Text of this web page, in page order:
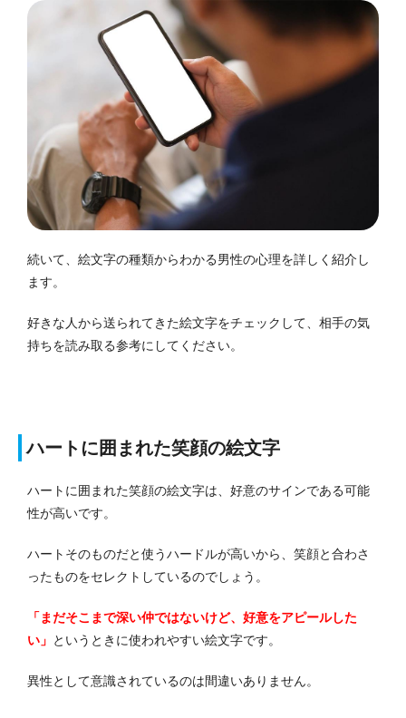
続いて、絵文字の種類からわかる男性の心理を詳しく紹介し
ます。
好きな人から送られてきた絵文字をチェックして、相手の気
持ちを読み取る参考にしてください。
ハートに囲まれた笑顔の絵文字
ハートに囲まれた笑顔の絵文字は、好意のサインである可能
性が高いです。
ハートそのものだと使うハードルが高いから、笑顔と合わさ
ったものをセレクトしているのでしょう。
「まだそこまで深い仲ではないけど、好意をアピールした
い」 というときに使われやすい絵文字です。
異性として意識されているのは間違いありません。